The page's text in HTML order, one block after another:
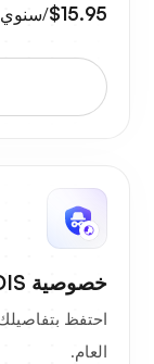
$15.95/سنوي
خصوصية WHOIS
احتفظ
العام.